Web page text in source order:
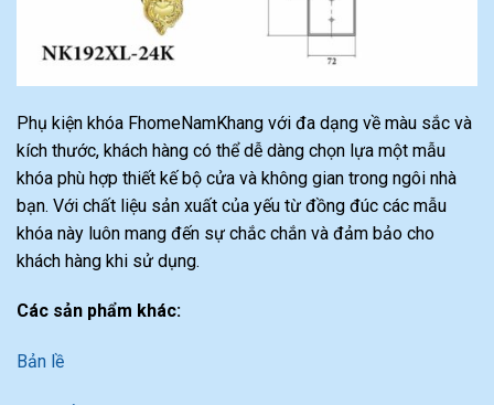
Phụ kiện khóa FhomeNamKhang với đa dạng về màu sắc và
kích thước, khách hàng có thể dễ dàng chọn lựa một mẫu
khóa phù hợp thiết kế bộ cửa và không gian trong ngôi nhà
bạn. Với chất liệu sản xuất của yếu từ đồng đúc các mẫu
khóa này luôn mang đến sự chắc chắn và đảm bảo cho
khách hàng khi sử dụng.
Các sản phẩm khác:
Bản lề